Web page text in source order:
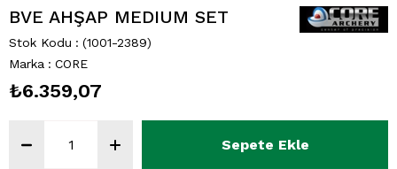
BVE AHŞAP MEDIUM SET
Stok Kodu
(1001-2389)
Marka : CORE
₺6.359,07